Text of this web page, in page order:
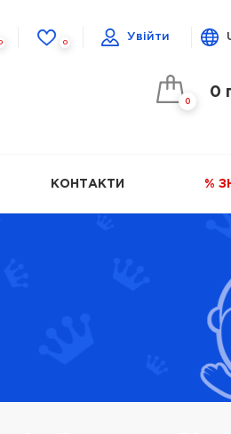
0
Увійти
0
0
КОНТАКТИ %